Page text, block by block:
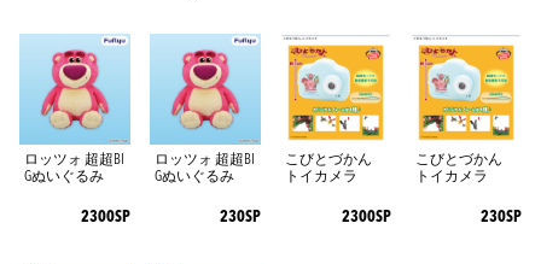
ロッツォ 超超BI
Gぬいぐるみ
2300SP
ロッツォ 超超BI
Gぬいぐるみ
230SP
こびとづかん
トイカメラ
2300SP
こびとづかん
トイカメラ
230SP